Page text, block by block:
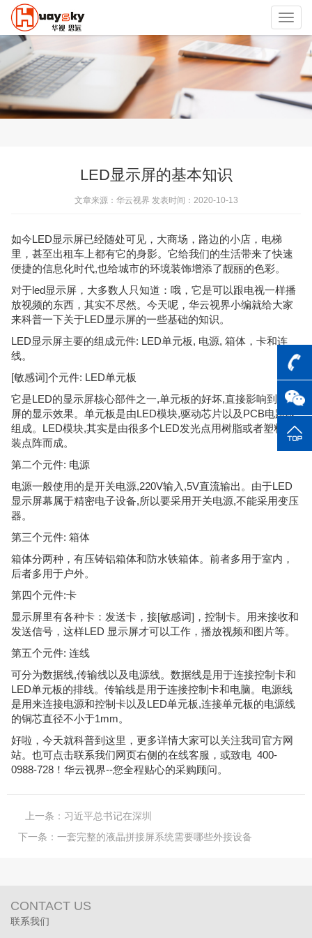
LED显示屏的基本知识
文章来源：华云视界 发表时间：2020-10-13
如今LED显示屏已经随处可见，大商场，路边的小店，电梯
里，甚至出租车上都有它的身影。它给我们的生活带来了快速
便捷的信息化时代,也给城市的环境装饰增添了靓丽的色彩。
对于led显示屏，大多数人只知道：哦，它是可以跟电视一样播
放视频的东西，其实不尽然。今天呢，华云视界小编就给大家
来科普一下关于LED显示屏的一些基础的知识。
LED显示屏主要的组成元件: LED单元板, 电源, 箱体，卡和连
线。
[敏感词]个元件: LED单元板
它是LED的显示屏核心部件之一,单元板的好坏,直接影响到显示
屏的显示效果。单元板是由LED模块,驱动芯片以及PCB电路板
组成。LED模块,其实是由很多个LED发光点用树脂或者塑料封
装点阵而成。
第二个元件: 电源
电源一般使用的是开关电源,220V输入,5V直流输出。由于LED
显示屏幕属于精密电子设备,所以要采用开关电源,不能采用变压
器。
第三个元件: 箱体
箱体分两种，有压铸铝箱体和防水铁箱体。前者多用于室内，
后者多用于户外。
第四个元件:卡
显示屏里有各种卡：发送卡，接[敏感词]，控制卡。用来接收和
发送信号，这样LED 显示屏才可以工作，播放视频和图片等。
第五个元件: 连线
可分为数据线,传输线以及电源线。数据线是用于连接控制卡和
LED单元板的排线。传输线是用于连接控制卡和电脑。电源线
是用来连接电源和控制卡以及LED单元板,连接单元板的电源线
的铜芯直径不小于1mm。
好啦，今天就科普到这里，更多详情大家可以关注我司官方网
站。也可点击联系我们网页右侧的在线客服，或致电 400-
0988-728！华云视界--您全程贴心的采购顾问。
上一条： 习近平总书记在深圳
下一条： 一套完整的液晶拼接屏系统需要哪些外接设备
CONTACT US
联系我们